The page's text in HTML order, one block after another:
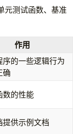
元测试函数、基准
作用
序的一些逻辑行为
确
数的性能
提供示例文档